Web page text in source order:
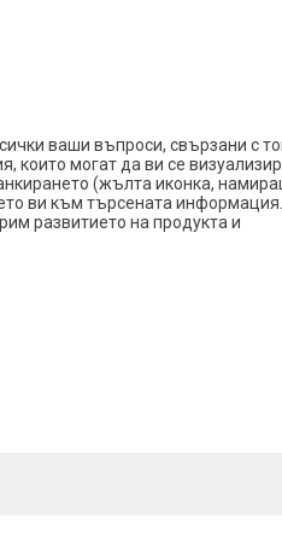
ваши въпроси, свързани с
които могат да ви се
(жълта иконка,
ви към търсената информация.
развитието на продукта и